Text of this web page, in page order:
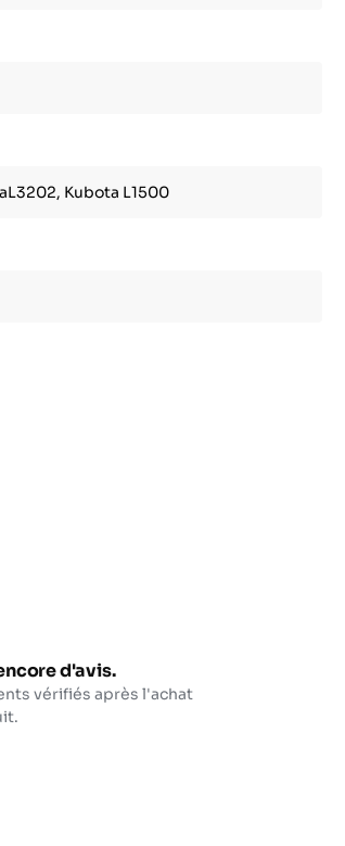
Kubota L1500
d'avis.
vérifiés après l'achat